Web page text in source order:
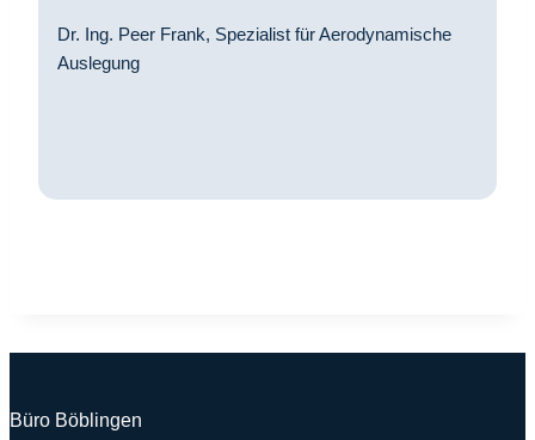
Dr. Ing. Peer Frank, Spezialist für Aerodynamische
Auslegung
Büro Böblingen